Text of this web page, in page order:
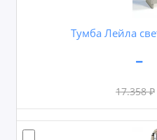
Тумба Лейла
17.358 ₽